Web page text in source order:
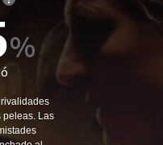
rivalidades
peleas. Las